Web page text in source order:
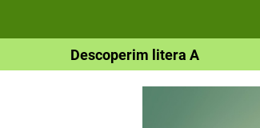
Descoperim litera A